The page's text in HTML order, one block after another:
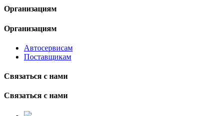
Организациям
Организациям
Автосервисам
Поставщикам
Связаться с нами
Связаться с нами